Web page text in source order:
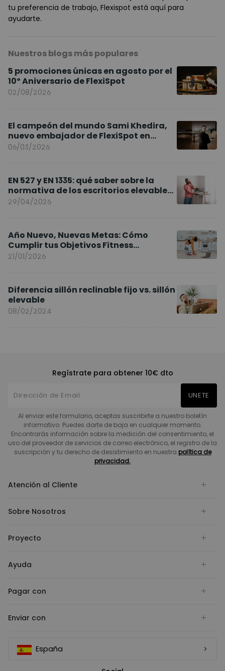
tu preferencia de trabajo, Flexispot está aquí para
ayudarte.
Nuestros blogs más populares
5 promociones únicas en agosto por el
10º Aniversario de FlexiSpot
02/08/2026
El campeón del mundo Sami Khedira,
nuevo embajador de FlexiSpot en
Europa
06/03/2026
EN 527 y EN 1335: qué saber sobre la
normativa de los escritorios elevables
y sillas ergonómicas
29/04/2026
Año Nuevo, Nuevas Metas: Cómo
Cumplir tus Objetivos Fitness
Entrenando en Casa
21/01/2026
Diferencia sillón reclinable fijo vs. sillón
elevable
08/02/2024
Regístrate para obtener 10€ dto
UNETE
Al enviar este formulario, aceptas suscribirte a nuestro boletín
informativo. Puedes darte de baja en cualquier momento.
Encontrarás información sobre la medición del consentimiento, el
uso del proveedor de servicios de correo electrónico, el registro de la
suscripción y tu derecho de desistimiento en nuestra política de
privacidad.
Atención al Cliente
Sobre Nosotros
Proyecto
Ayuda
Pagar con
Enviar con
España